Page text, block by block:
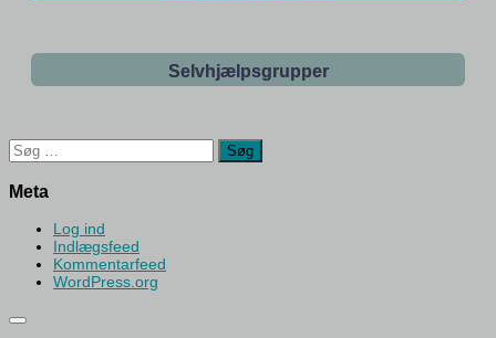
Selvhjælpsgrupper
Søg
efter:
Meta
Log ind
Indlægsfeed
Kommentarfeed
WordPress.org